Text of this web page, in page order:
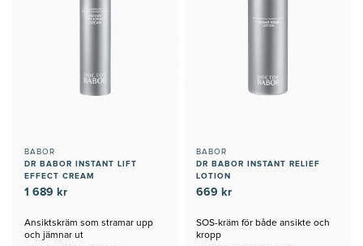
BABOR
DR BABOR INSTANT LIFT
EFFECT CREAM
1 689 kr
Ansiktskräm som stramar upp
och jämnar ut
BABOR
DR BABOR INSTANT RELIEF
LOTION
669 kr
SOS-kräm för både ansikte och
kropp